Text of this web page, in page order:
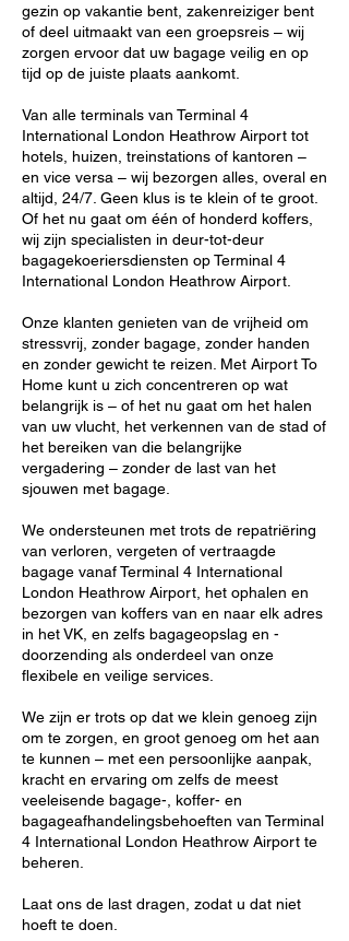
gezin op vakantie bent, zakenreiziger bent
of deel uitmaakt van een groepsreis – wij
zorgen ervoor dat uw bagage veilig en op
tijd op de juiste plaats aankomt.
Van alle terminals van Terminal 4
International London Heathrow Airport tot
hotels, huizen, treinstations of kantoren –
en vice versa – wij bezorgen alles, overal en
altijd, 24/7. Geen klus is te klein of te groot.
Of het nu gaat om één of honderd koffers,
wij zijn specialisten in deur-tot-deur
bagagekoeriersdiensten op Terminal 4
International London Heathrow Airport.
Onze klanten genieten van de vrijheid om
stressvrij, zonder bagage, zonder handen
en zonder gewicht te reizen. Met Airport To
Home kunt u zich concentreren op wat
belangrijk is – of het nu gaat om het halen
van uw vlucht, het verkennen van de stad of
het bereiken van die belangrijke
vergadering – zonder de last van het
sjouwen met bagage.
We ondersteunen met trots de repatriëring
van verloren, vergeten of vertraagde
bagage vanaf Terminal 4 International
London Heathrow Airport, het ophalen en
bezorgen van koffers van en naar elk adres
in het VK, en zelfs bagageopslag en -
doorzending als onderdeel van onze
flexibele en veilige services.
We zijn er trots op dat we klein genoeg zijn
om te zorgen, en groot genoeg om het aan
te kunnen – met een persoonlijke aanpak,
kracht en ervaring om zelfs de meest
veeleisende bagage-, koffer- en
bagageafhandelingsbehoeften van Terminal
4 International London Heathrow Airport te
beheren.
Laat ons de last dragen, zodat u dat niet
hoeft te doen.